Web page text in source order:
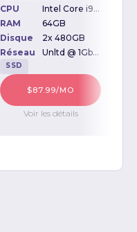
CPU
Intel Core i9-10900 2.80GHz
RAM
64GB
Disque
2x 480GB
Réseau
Unltd @ 1Gbps
SSD
$87.99/MO
Voir les détails